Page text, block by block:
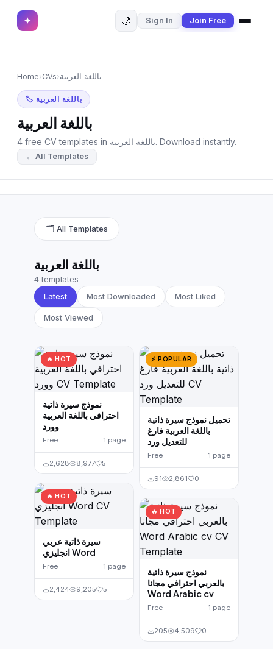
✦ ✕
Browse CVs
Most Downloaded
Most Liked
English CV (439)
German CV (19)
French CV (17)
✦ 🌙 Sign In Join Free
Home›CVs›باللغة العربية
🏷 باللغة العربية
باللغة العربية
4 free CV templates in باللغة العربية. Download instantly.
← All Templates
🗂 All Templates
باللغة العربية
4 templates
Latest
Most Downloaded Most Liked
Most Viewed
🔥 HOT
نموذج سيرة ذاتية
احترافي باللغة العربية
وورد
Free 1 page
2,628 8,977 5
🔥 HOT
سيرة ذاتية عربي
انجليزي Word
Free 1 page
2,424 9,205 5
⚡ POPULAR
تحميل نموذج سيرة ذاتية
باللغة العربية فارغ
للتعديل ورد
Free 1 page
91 2,861 0
🔥 HOT
نموذج سيرة ذاتية
بالعربي احترافي مجانا
Word Arabic cv
Free 1 page
205 4,509 0